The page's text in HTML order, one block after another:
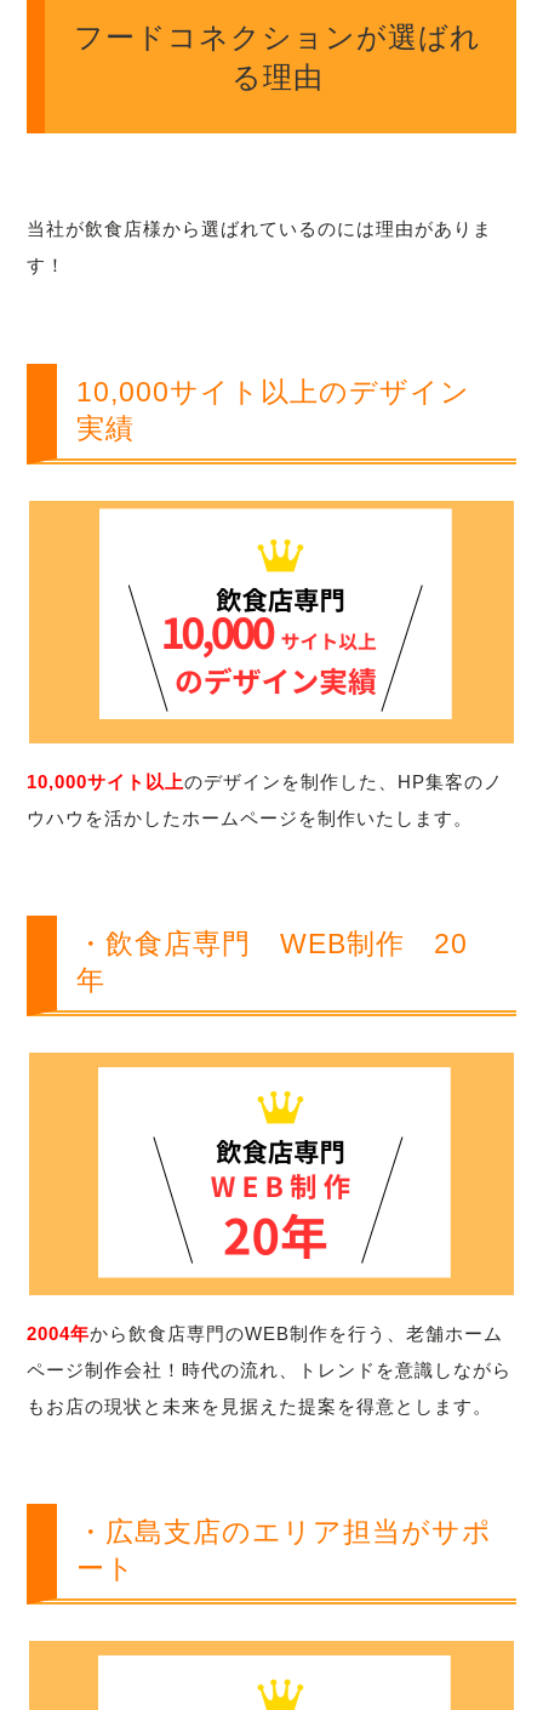
フードコネクションが選ばれ
る理由
当社が飲食店様から選ばれているのには理由がありま
す！
10,000サイト以上のデザイン
実績
10,000サイト以上のデザインを制作した、HP集客のノ
ウハウを活かしたホームページを制作いたします。
・飲食店専門 WEB制作 20
年
2004年から飲食店専門のWEB制作を行う、老舗ホーム
ページ制作会社！時代の流れ、トレンドを意識しながら
もお店の現状と未来を見据えた提案を得意とします。
・広島支店のエリア担当がサポ
ート